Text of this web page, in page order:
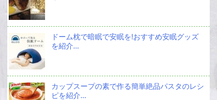
ドーム枕で暗眠で安眠を!おすすめ安眠グッズ
を紹介...
カップスープの素で作る簡単絶品パスタのレシ
ピを紹介...